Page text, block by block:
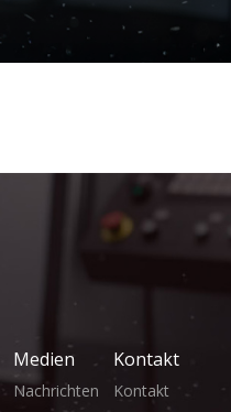
and Logistics
Medien
Nachrichten
Kontakt
Kontakt